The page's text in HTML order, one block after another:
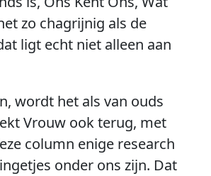
zo chagrijnig als de
ligt echt niet alleen aan
wordt het als van ouds
Vrouw ook terug, met
column enige research
onder ons zijn. Dat